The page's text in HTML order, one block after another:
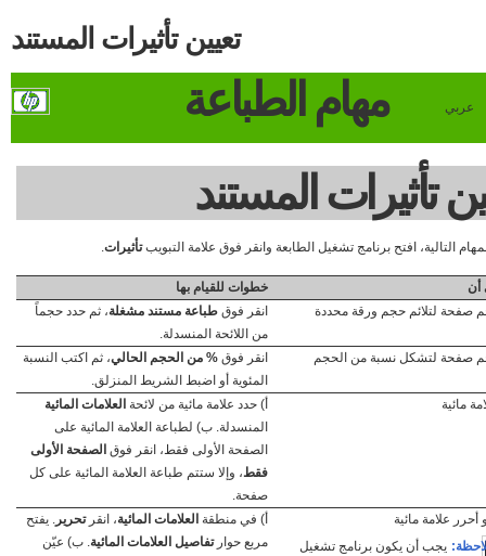
تعيين تأثيرات المستند
مهام الطباعة عربي
تأثيرات المستند
التالية، افتح برنامج تشغيل الطابعة وانقر فوق علامة التبويبتأثيرات.
أن
خطوات للقيام بها
صفحة لتلائم حجم ورقة محددة
انقر فوق طباعة مستند مشغلة، ثم حدد حجماً
من اللائحة المنسدلة.
صفحة لتشكل نسبة من الحجم
انقر فوق % من الحجم الحالي، ثم اكتب النسبة
المئوية أو اضبط الشريط المنزلق.
مائية
أ) حدد علامة مائية من لائحة العلامات المائية
المنسدلة. ب) لطباعة العلامة المائية على
الصفحة الأولى فقط، انقر فوق الصفحة الأولى
فقط، وإلا ستتم طباعة العلامة المائية على كل
صفحة.
علامة مائية
يجب أن يكون برنامج تشغيل
أ) في منطقة العلامات المائية، انقرتحرير . يفتح
مربع حوارتفاصيل العلامات المائية. ب) عيّن